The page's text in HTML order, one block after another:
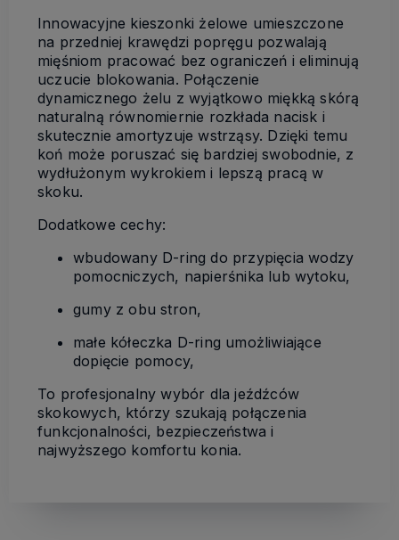
Innowacyjne kieszonki żelowe umieszczone
na przedniej krawędzi popręgu pozwalają
mięśniom pracować bez ograniczeń i eliminują
uczucie blokowania. Połączenie
dynamicznego żelu z wyjątkowo miękką skórą
naturalną równomiernie rozkłada nacisk i
skutecznie amortyzuje wstrząsy. Dzięki temu
koń może poruszać się bardziej swobodnie, z
wydłużonym wykrokiem i lepszą pracą w
skoku.
Dodatkowe cechy:
wbudowany D-ring do przypięcia wodzy
pomocniczych, napierśnika lub wytoku,
gumy z obu stron,
małe kółeczka D-ring umożliwiające
dopięcie pomocy,
To profesjonalny wybór dla jeźdźców
skokowych, którzy szukają połączenia
funkcjonalności, bezpieczeństwa i
najwyższego komfortu konia.